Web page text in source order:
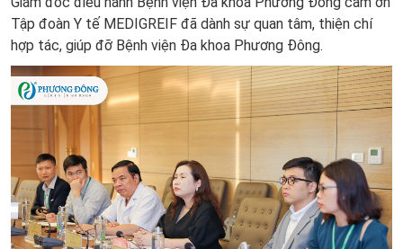
Tập đoàn Y tế MEDIGREIF đã dành sự quan tâm, thiện chí
hợp tác, giúp đỡ Bệnh viện Đa khoa Phương Đông.